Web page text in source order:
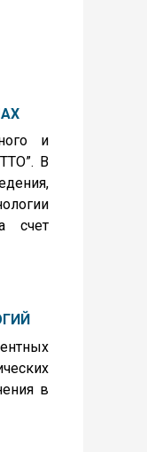
и
В
счет
в